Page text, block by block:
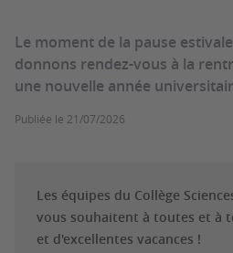
Le moment de la pause
donnons rendez-vous à la
une nouvelle année
Publiée le 21/07/2026
Les équipes du Collège
vous souhaitent à toutes et à
et d'excellentes vacances !